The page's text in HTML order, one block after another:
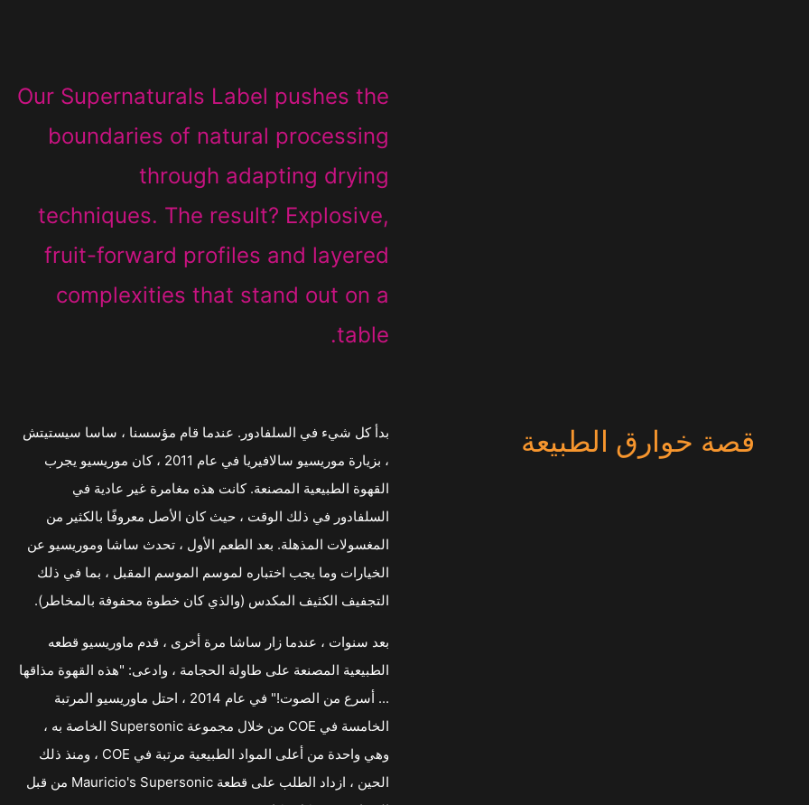
Our Supernaturals Label pushes the
boundaries of natural processing
through adapting drying
techniques. The result? Explosive,
fruit-forward profiles and layered
complexities that stand out on a
table.
قصة خوارق الطبيعة
بدأ كل شيء في السلفادور. عندما قام مؤسسنا ، ساسا سيستيتش
، بزيارة موريسيو سالافيريا في عام 2011 ، كان موريسيو يجرب
القهوة الطبيعية المصنعة. كانت هذه مغامرة غير عادية في
السلفادور في ذلك الوقت ، حيث كان الأصل معروفًا بالكثير من
المغسولات المذهلة. بعد الطعم الأول ، تحدث ساشا وموريسيو عن
الخيارات وما يجب اختباره لموسم الموسم المقبل ، بما في ذلك
التجفيف الكثيف المكدس (والذي كان خطوة محفوفة بالمخاطر).
بعد سنوات ، عندما زار ساشا مرة أخرى ، قدم ماوريسيو قطعه
الطبيعية المصنعة على طاولة الحجامة ، وادعى: "هذه القهوة مذاقها
... أسرع من الصوت!" في عام 2014 ، احتل ماوريسيو المرتبة
الخامسة في COE من خلال مجموعة Supersonic الخاصة به ،
وهي واحدة من أعلى المواد الطبيعية مرتبة في COE ، ومنذ ذلك
الحين ، ازداد الطلب على قطعة Mauricio's Supersonic من قبل